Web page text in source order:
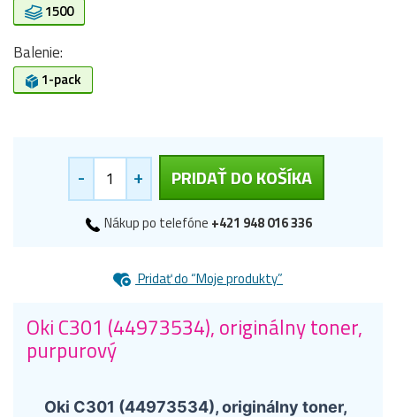
1500
Balenie:
1-pack
- + PRIDAŤ DO KOŠÍKA
Nákup po telefóne +421 948 016 336
Pridať do “Moje produkty”
Oki C301 (44973534), originálny toner,
purpurový
Oki C301 (44973534), originálny toner,